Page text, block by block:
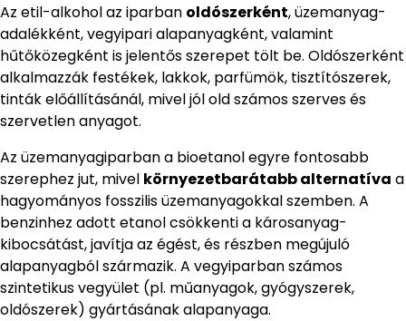
Az etil-alkohol az iparban oldószerként, üzemanyag-
adalékként, vegyipari alapanyagként, valamint
hűtőközegként is jelentős szerepet tölt be. Oldószerként
alkalmazzák festékek, lakkok, parfümök, tisztítószerek,
tinták előállításánál, mivel jól old számos szerves és
szervetlen anyagot.
Az üzemanyagiparban a bioetanol egyre fontosabb
szerephez jut, mivel környezetbarátabb alternatíva a
hagyományos fosszilis üzemanyagokkal szemben. A
benzinhez adott etanol csökkenti a károsanyag-
kibocsátást, javítja az égést, és részben megújuló
alapanyagból származik. A vegyiparban számos
szintetikus vegyület (pl. műanyagok, gyógyszerek,
oldószerek) gyártásának alapanyaga.